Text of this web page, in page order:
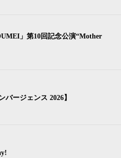
」第10回記念公演“Mother
バージェンス 2026】